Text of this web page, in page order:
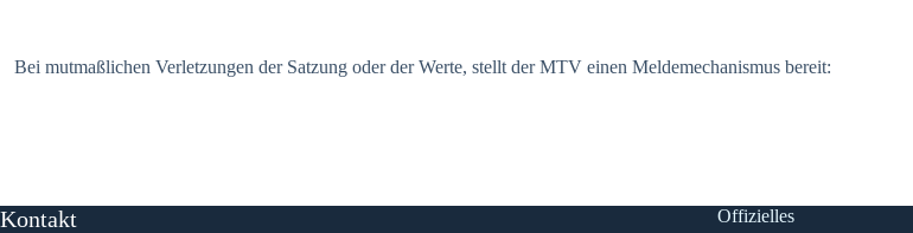
Bei mutmaßlichen Verletzungen der Satzung oder der Werte, stellt der MTV einen Meldemechanismus bereit:
Kontakt
Offizielles